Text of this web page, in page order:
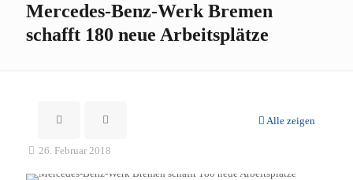
Mercedes-Benz-Werk Bremen
schafft 180 neue Arbeitsplätze
Alle zeigen
26. Februar 2018